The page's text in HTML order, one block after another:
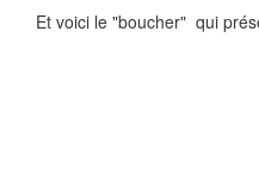
Et voici le "boucher" qui